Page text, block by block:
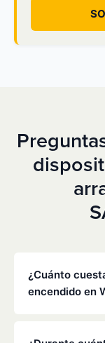
¿Cuánto
encendido en
concreta, pero